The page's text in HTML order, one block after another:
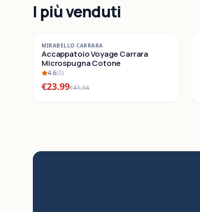
I più venduti
- 42%
SALDI
MIRABELLO CARRARA
Accappatoio Voyage Carrara
Microspugna Cotone
4.6(0)
€23.99€41.34